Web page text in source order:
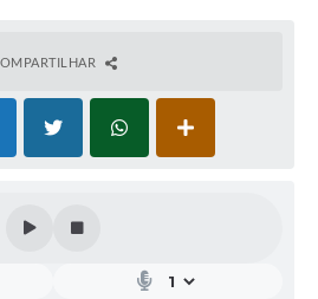
os requisitos mínimos e
e qualificação técnica.